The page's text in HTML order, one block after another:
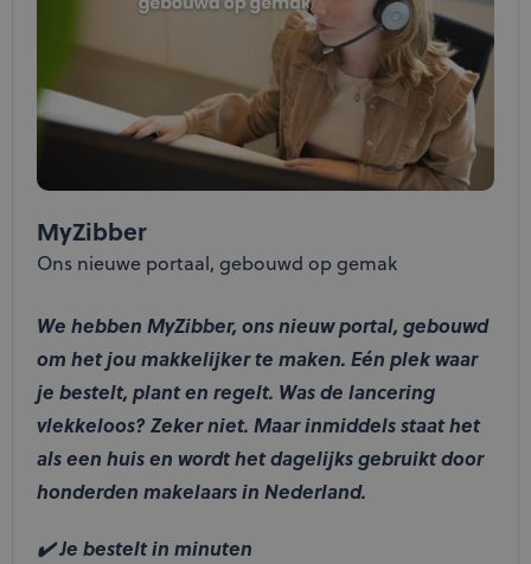
MyZibber
Ons nieuwe portaal, gebouwd op gemak
We hebben MyZibber, ons nieuw portal, gebouwd
om het jou makkelijker te maken. Eén plek waar
je bestelt, plant en regelt. Was de lancering
vlekkeloos? Zeker niet. Maar inmiddels staat het
als een huis en wordt het dagelijks gebruikt door
honderden makelaars in Nederland.
✔️ Je bestelt in minuten